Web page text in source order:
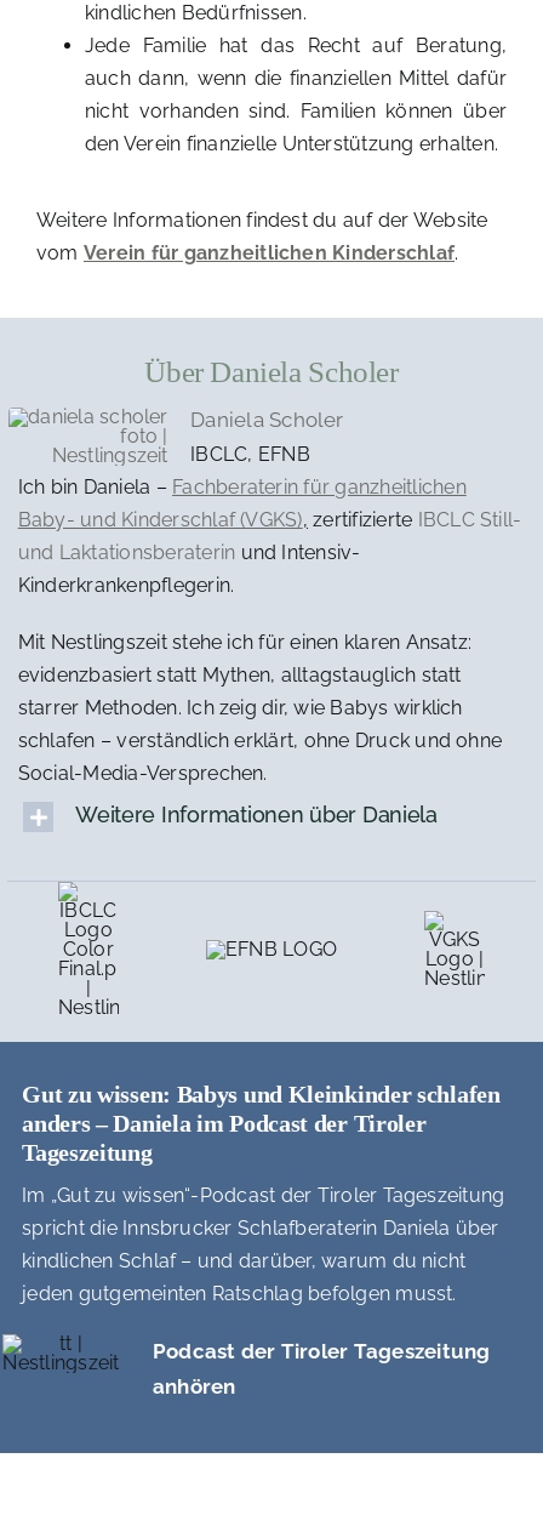
kindlichen Bedürfnissen.
Jede Familie hat das Recht auf Beratung,
auch dann, wenn die finanziellen Mittel dafür
nicht vorhanden sind. Familien können über
den Verein finanzielle Unterstützung erhalten.
Weitere Informationen findest du auf der Website
vom Verein für ganzheitlichen Kinderschlaf.
Über Daniela Scholer
Daniela Scholer
IBCLC, EFNB
Ich bin Daniela – Fachberaterin für ganzheitlichen
Baby- und Kinderschlaf (VGKS), zertifizierte IBCLC Still-
und Laktationsberaterin und Intensiv-
Kinderkrankenpflegerin.
Mit Nestlingszeit stehe ich für einen klaren Ansatz:
evidenzbasiert statt Mythen, alltagstauglich statt
starrer Methoden. Ich zeig dir, wie Babys wirklich
schlafen – verständlich erklärt, ohne Druck und ohne
Social-Media-Versprechen.
Weitere Informationen über Daniela
Gut zu wissen: Babys und Kleinkinder schlafen
anders – Daniela im Podcast der Tiroler
Tageszeitung
Im „Gut zu wissen“-Podcast der Tiroler Tageszeitung
spricht die Innsbrucker Schlafberaterin Daniela über
kindlichen Schlaf – und darüber, warum du nicht
jeden gutgemeinten Ratschlag befolgen musst.
Podcast der Tiroler Tageszeitung
anhören